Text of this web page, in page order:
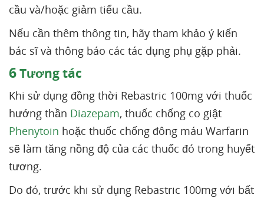
cầu và/hoặc giảm tiểu cầu.
Nếu cần thêm thông tin, hãy tham khảo ý kiến
bác sĩ và thông báo các tác dụng phụ gặp phải.
6Tương tác
Khi sử dụng đồng thời Rebastric 100mg với thuốc
hướng thần Diazepam, thuốc chống co giật
Phenytoin hoặc thuốc chống đông máu Warfarin
sẽ làm tăng nồng độ của các thuốc đó trong huyết
tương.
Do đó, trước khi sử dụng Rebastric 100mg với bất